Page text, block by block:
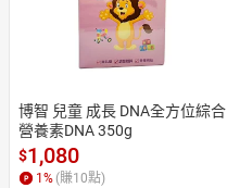
博智 兒童 成長 DNA全方位綜合
營養素DNA 350g
$1,080
1 % (賺10點)